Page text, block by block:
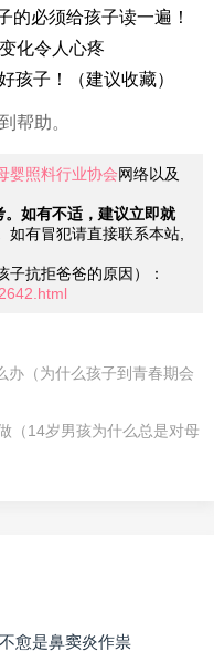
的必须给孩子读一遍！
化令人心疼
孩子！（建议收藏）
帮助。
婴照料行业协会网络以及
如有不适，建议立即就
如有冒犯请直接联系本站,
抗拒爸爸的原因）：
办（为什么孩子到青春期会
（14岁男孩为什么总是对母
愈是鼻窦炎作祟